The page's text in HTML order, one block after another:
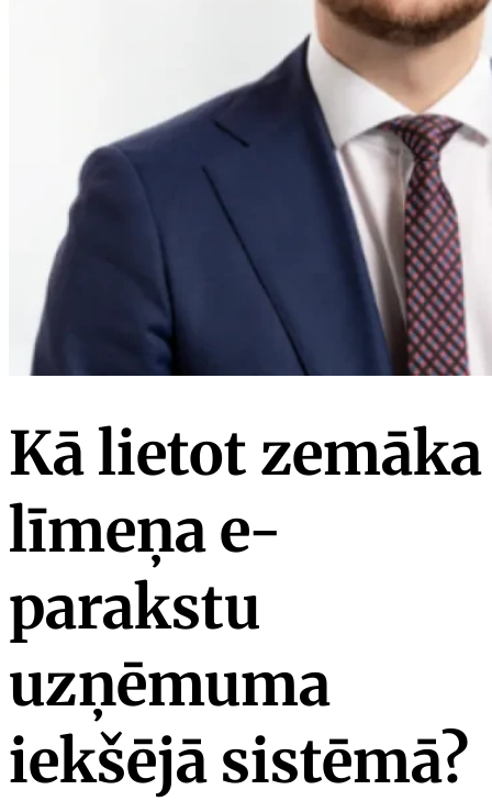
Kā lietot zemāka
līmeņa e-
parakstu
uzņēmuma
iekšējā sistēmā?